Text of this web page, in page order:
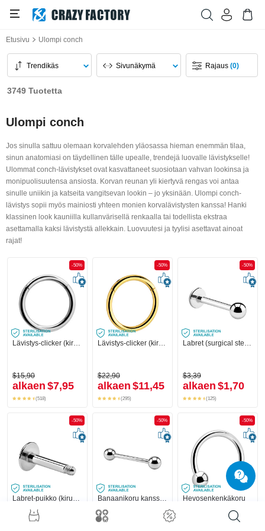
Etusivu Ulompi conch
Trendikäs Sivunäkymä Rajaus(0)
3749 Tuotetta
Ulompi conch
Jos sinulla sattuu olemaan korvalehden yläosassa hieman enemmän tilaa,
sinun anatomiasi on täydellinen tälle upealle, trendejä luovalle lävistykselle!
Ulommat conch-lävistykset ovat kasvattaneet suosiotaan vahvan lookinsa ja
monipuolisuutensa ansiosta. Korvan reunan yli kiertyvä rengas voi antaa
sinulle uniikin ja katseita vangitsevan lookin – jo yksinään. Ulompi conch-
lävistys sopii myös mainiosti yhteen monien korvalävistysten kanssa! Hanki
klassinen look kauniilla kullanvärisellä renkaalla tai todellista ekstraa
asettamalla kaksi lävistystä allekkain. Luovuutesi ja tyylisi asettavat ainoat
rajat!
-50%
Lävistys-clicker (kirurginen teräs, hopea, kiiltävä pinta)
$15,90
alkaen $7,95
(518)
-50%
Lävistys-clicker (kirurginen teräs, kulta, kiiltävä pinta)
$22,90
alkaen $11,45
(295)
-50%
Labret (surgical steel, silver, shiny finish)
$3,39
alkaen $1,70
(125)
-50% -50%
Banaanikoru kanssa pallot
-50%
Hevosenkenkäkoru